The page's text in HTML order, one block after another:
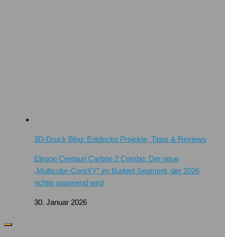
3D-Druck Blog: Entdecke Projekte, Tipps & Reviews
Elegoo Centauri Carbon 2 Combo: Der neue
„Multicolor-CoreXY“ im Budget-Segment, der 2026
richtig spannend wird
30. Januar 2026